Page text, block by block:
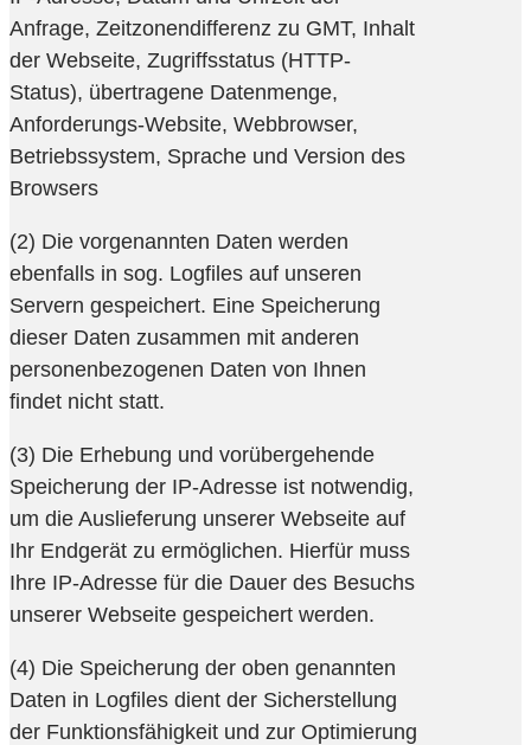
Anfrage, Zeitzonendifferenz zu GMT, Inhalt
der Webseite, Zugriffsstatus (HTTP-
Status), übertragene Datenmenge,
Anforderungs-Website, Webbrowser,
Betriebssystem, Sprache und Version des
Browsers
(2) Die vorgenannten Daten werden
ebenfalls in sog. Logfiles auf unseren
Servern gespeichert. Eine Speicherung
dieser Daten zusammen mit anderen
personenbezogenen Daten von Ihnen
findet nicht statt.
(3) Die Erhebung und vorübergehende
Speicherung der IP-Adresse ist notwendig,
um die Auslieferung unserer Webseite auf
Ihr Endgerät zu ermöglichen. Hierfür muss
Ihre IP-Adresse für die Dauer des Besuchs
unserer Webseite gespeichert werden.
(4) Die Speicherung der oben genannten
Daten in Logfiles dient der Sicherstellung
der Funktionsfähigkeit und zur Optimierung